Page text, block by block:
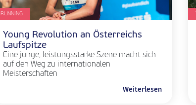
RUNNING
Young Revolution an Österreichs
Laufspitze
Eine junge, leistungsstarke Szene macht sich
auf den Weg zu internationalen
Meisterschaften
Weiterlesen